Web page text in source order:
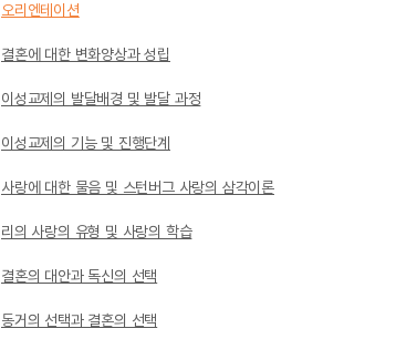
오리엔테이션
결혼에 대한 변화양상과 성립
이성교제의 발달배경 및 발달 과정
이성교제의 기능 및 진행단계
사랑에 대한 물음 및 스턴버그 사랑의 삼각이론
리의 사랑의 유형 및 사랑의 학습
결혼의 대안과 독신의 선택
동거의 선택과 결혼의 선택